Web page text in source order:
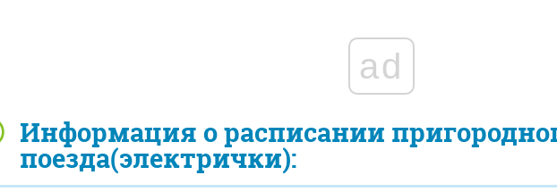
Информация о расписании
поезда(электрички):
ad